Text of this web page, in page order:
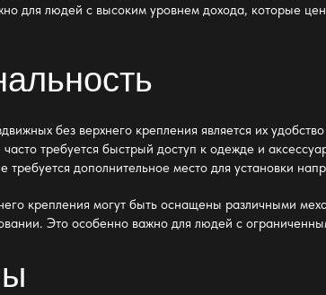
для людей с высоким уровнем дохода, которые
без верхнего крепления является их
требуется быстрый доступ к одежде и
требуется дополнительное место для установки
крепления могут быть оснащены различными
Это особенно важно для людей с